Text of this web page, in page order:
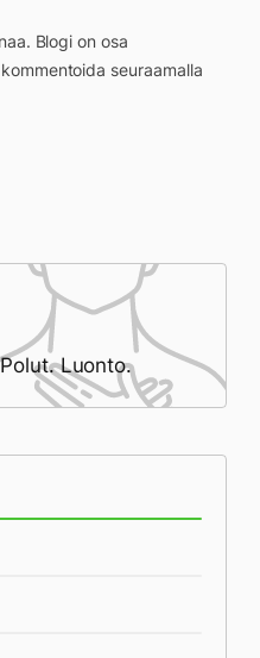
Blogi on osa
seuraamalla
Luonto.